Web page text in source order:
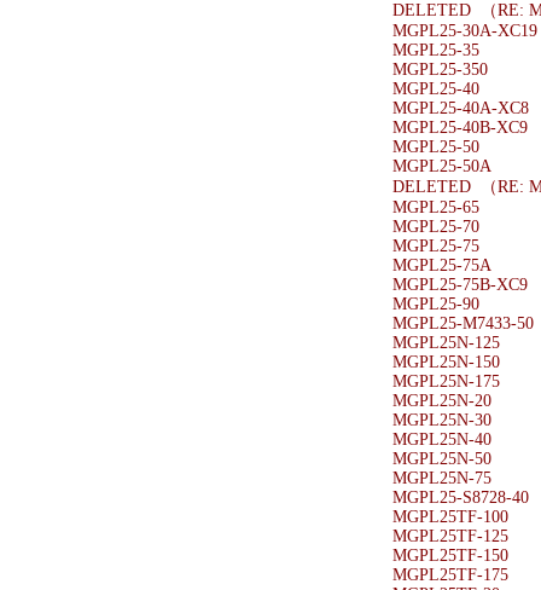
DELETED （RE:
MGPL25-30A-XC19
MGPL25-35
MGPL25-350
MGPL25-40
MGPL25-40A-XC8
MGPL25-40B-XC9
MGPL25-50
MGPL25-50A
DELETED （RE:
MGPL25-65
MGPL25-70
MGPL25-75
MGPL25-75A
MGPL25-75B-XC9
MGPL25-90
MGPL25-M7433-50
MGPL25N-125
MGPL25N-150
MGPL25N-175
MGPL25N-20
MGPL25N-30
MGPL25N-40
MGPL25N-50
MGPL25N-75
MGPL25-S8728-40
MGPL25TF-100
MGPL25TF-125
MGPL25TF-150
MGPL25TF-175